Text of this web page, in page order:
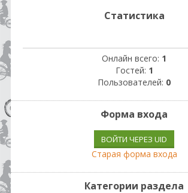
Статистика
Онлайн всего: 1
Гостей: 1
Пользователей: 0
Форма входа
ВОЙТИ ЧЕРЕЗ UID
Старая форма входа
Категории раздела